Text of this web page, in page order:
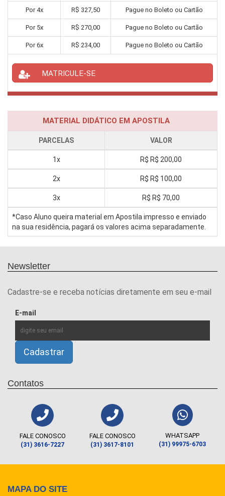
Por4x R$ 327,50 Pague no Boleto ou Cartão
Por 5x R$ 270,00 Pague no Boleto ou Cartão
Por6x R$ 234,00 Pague no Boleto ou Cartão
MATRICULE-SE
MATERIAL DIDÁTICO EM APOSTILA
PARCELAS VALOR
1x R$ R$ 200,00
2x R$ R$ 100,00
3x R$ R$ 70,00
*Caso Aluno queira material em Apostila impresso e enviado
na sua residência, pagará os valores acima separadamente.
Newsletter
Cadastre-se e receba notícias diretamente em seu e-mail
E-mail
Contatos
FALE CONOSCO
(31) 3616-7227
FALE CONOSCO
(31) 3617-8101
WHATSAPP
(31) 99975-6703
MAPA DO SITE